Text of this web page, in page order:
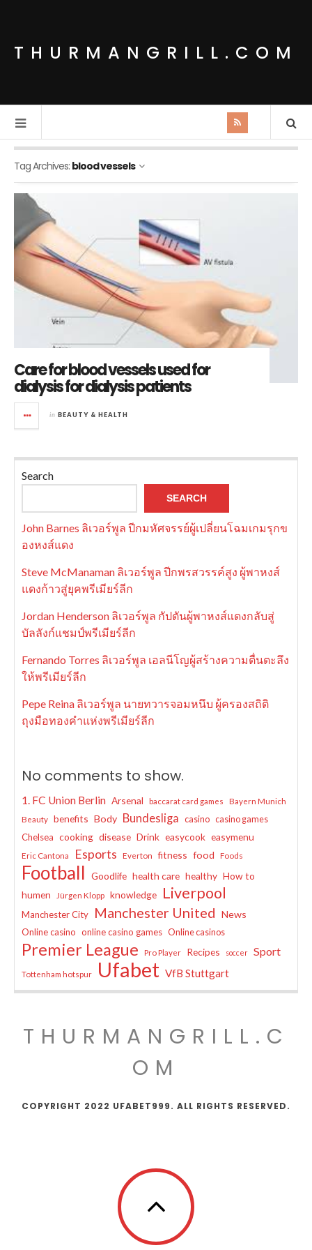
THURMANGRILL.COM
Tag Archives: blood vessels
Care for blood vessels used for
dialysis for dialysis patients
in BEAUTY & HEALTH
Search
SEARCH
John Barnes ลิเวอร์พูล ปีกมหัศจรรย์ผู้เปลี่ยนโฉมเกมรุกข
องหงส์แดง
Steve McManaman ลิเวอร์พูล ปีกพรสวรรค์สูง ผู้พาหงส์
แดงก้าวสู่ยุคพรีเมียร์ลีก
Jordan Henderson ลิเวอร์พูล กัปตันผู้พาหงส์แดงกลับสู่
บัลลังก์แชมป์พรีเมียร์ลีก
Fernando Torres ลิเวอร์พูล เอลนีโญผู้สร้างความตื่นตะลึง
ให้พรีเมียร์ลีก
Pepe Reina ลิเวอร์พูล นายทวารจอมหนึบ ผู้ครองสถิติ
ถุงมือทองคำแห่งพรีเมียร์ลีก
No comments to show.
1. FC Union Berlin Arsenal baccarat card games
Bayern Munich
Beauty
benefits Body Bundesliga casino casino games
Chelsea cooking disease Drink easycook easymenu
Eric Cantona Esports Everton fitness food Foods
Football Goodlife health care healthy How to
humen
Jürgen Klopp knowledge Liverpool
Manchester City Manchester United News
Online casino online casino games Online casinos
Premier League Pro Player Recipes soccer Sport
Tottenham hotspur Ufabet VfB Stuttgart
THURMANGRILL.C
OM
COPYRIGHT 2022 UFABET999. ALL RIGHTS RESERVED.